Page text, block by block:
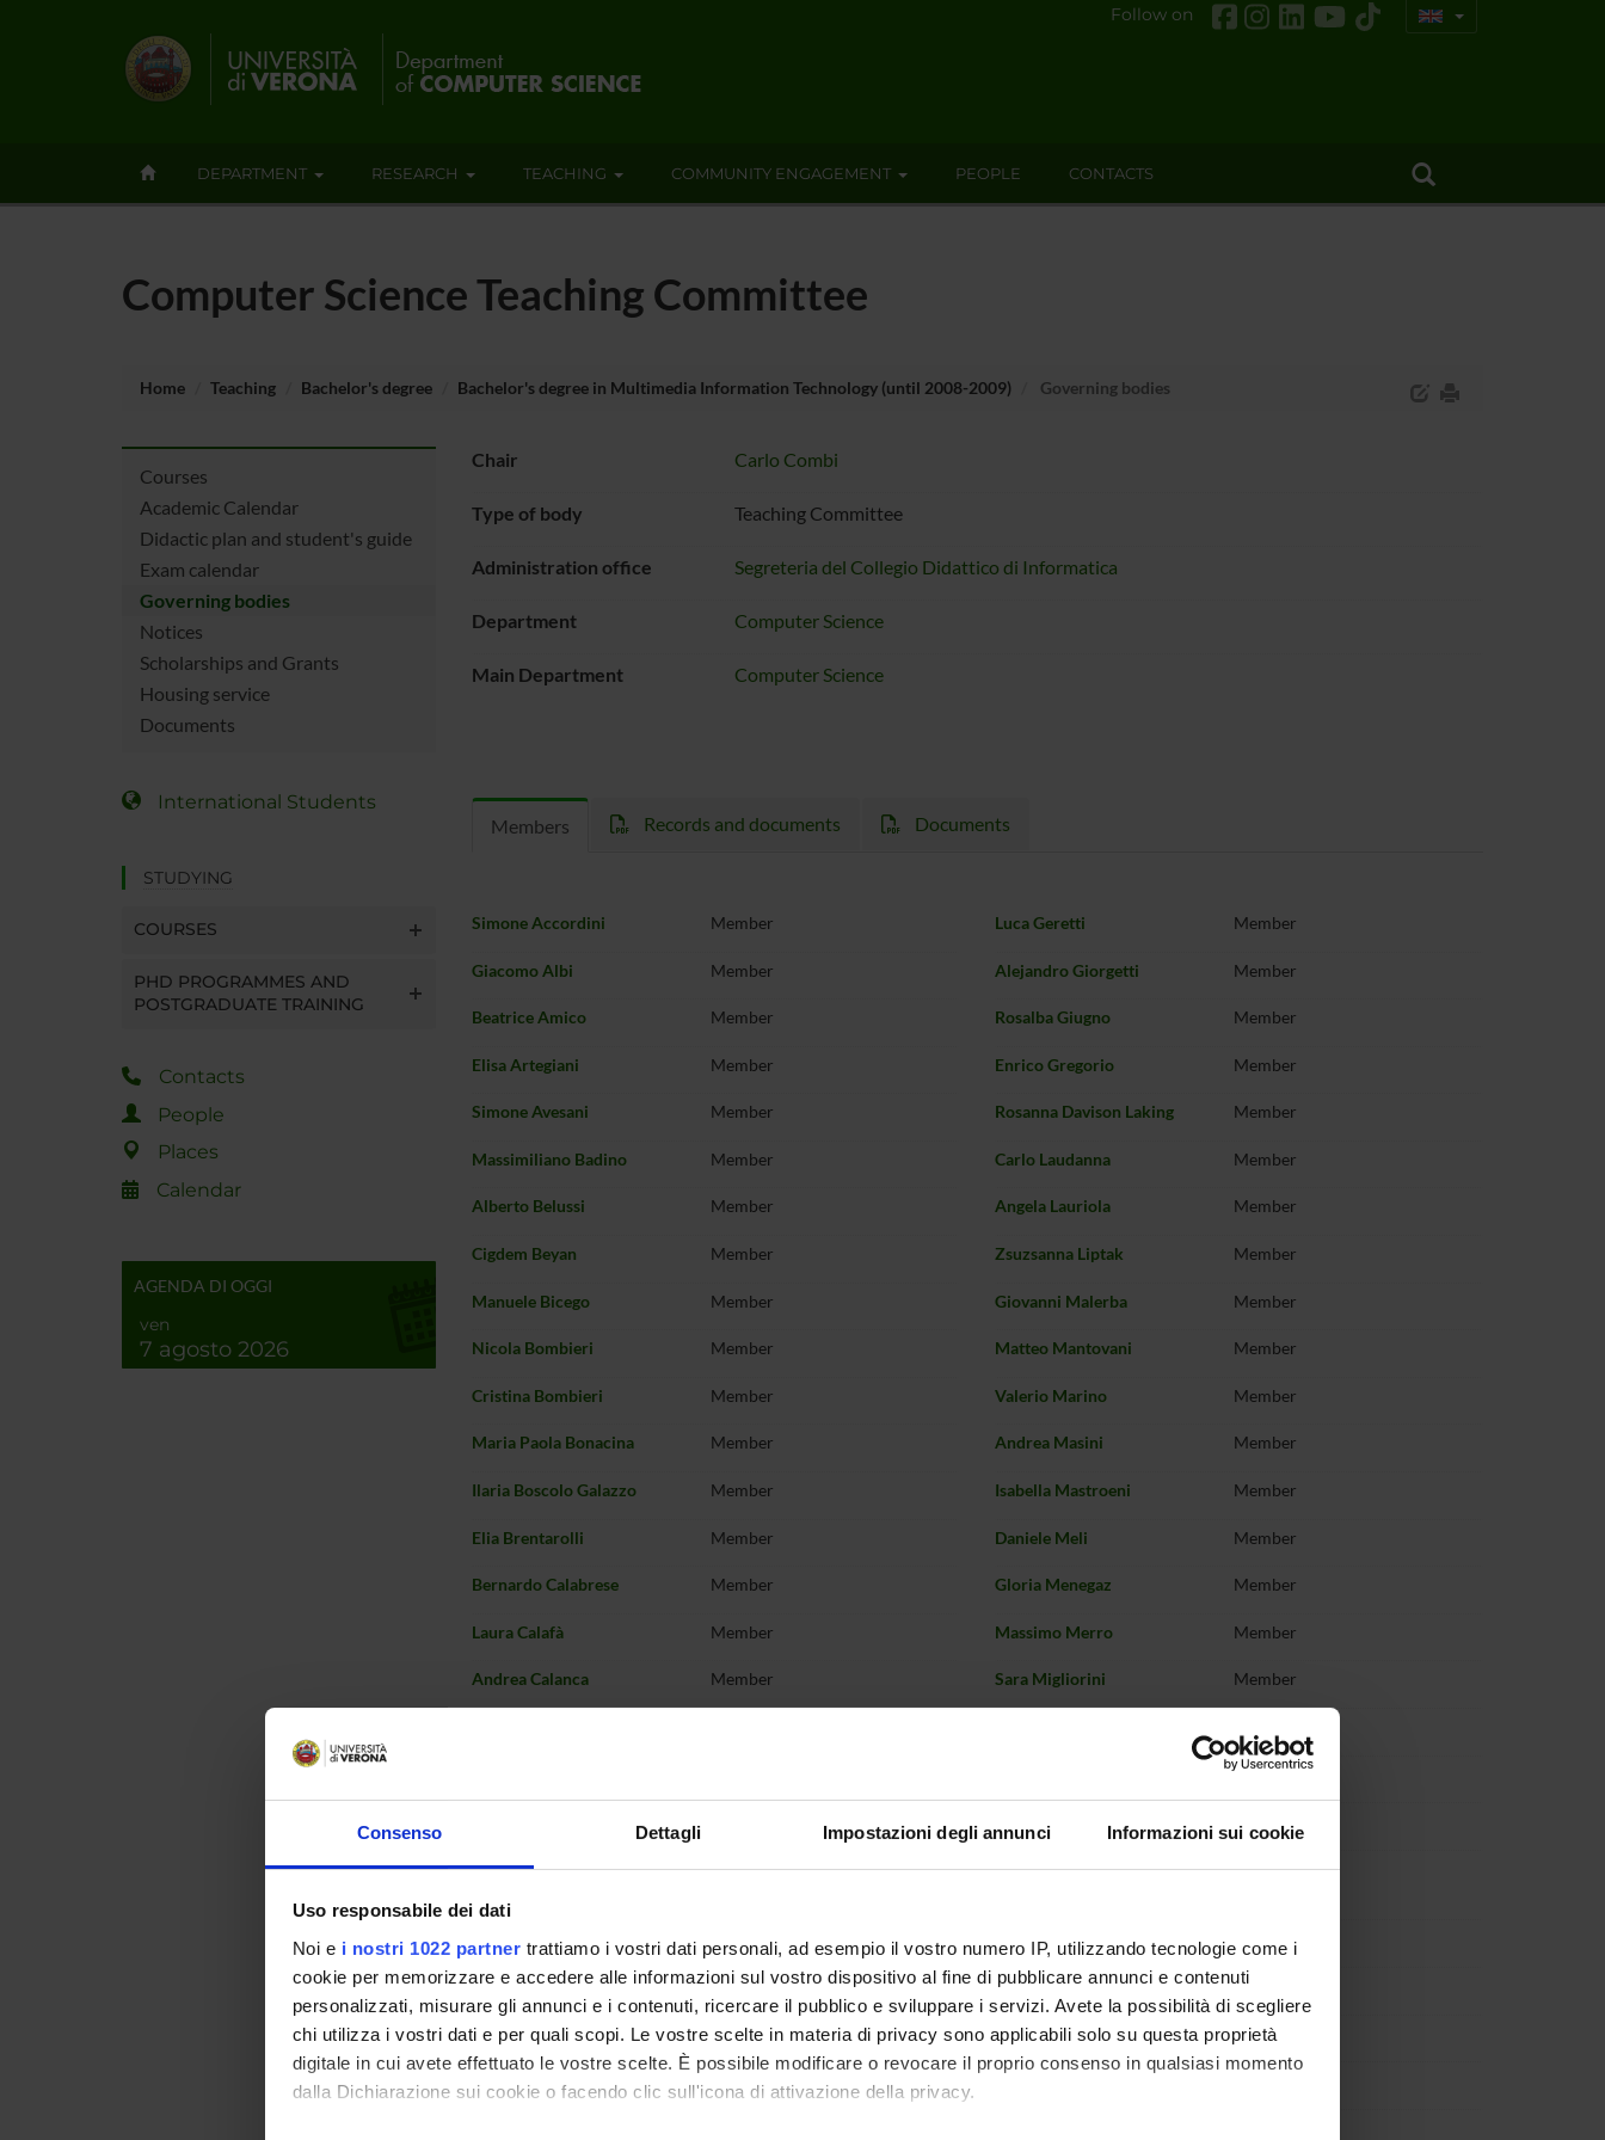
Consenso Dettagli Impostazioni degli annunci Informazioni sui cookie
Uso responsabile dei dati
Noi e i nostri 1022 partner trattiamo i vostri dati personali, ad esempio il vostro numero IP, utilizzando tecnologie come i
cookie per memorizzare e accedere alle informazioni sul vostro dispositivo al fine di pubblicare annunci e contenuti
personalizzati, misurare gli annunci e i contenuti, ricercare il pubblico e sviluppare i servizi. Avete la possibilità di scegliere
chi utilizza i vostri dati e per quali scopi. Le vostre scelte in materia di privacy sono applicabili solo su questa proprietà
digitale in cui avete effettuato le vostre scelte. È possibile modificare o revocare il proprio consenso in qualsiasi momento
dalla Dichiarazione sui cookie o facendo clic sull'icona di attivazione della privacy.
Follow on
DEPARTMENT RESEARCH TEACHING COMMUNITY ENGAGEMENT PEOPLE CONTACTS
Computer Science Teaching Committee
Home Teaching Bachelor's degree Bachelor's degree in Multimedia Information Technology (until 2008-2009) Governing bodies
Courses
Academic Calendar
Didactic plan and student's guide
Exam calendar
Governing bodies
Notices
Scholarships and Grants
Housing service
Documents
International Students
STUDYING
COURSES
PHD PROGRAMMES AND
POSTGRADUATE TRAINING
Contacts
People
Places
Calendar
AGENDA DI OGGI
ven
7 agosto 2026
Chair Carlo Combi
Type of body Teaching Committee
Administration office Segreteria del Collegio Didattico di Informatica
Department Computer Science
Main Department Computer Science
Members Records and documents Documents
Simone Accordini Member
Giacomo Albi Member
Beatrice Amico Member
Elisa Artegiani Member
Simone Avesani Member
Massimiliano Badino Member
Alberto Belussi Member
Cigdem Beyan Member
Manuele Bicego Member
Nicola Bombieri Member
Cristina Bombieri Member
Maria Paola Bonacina Member
Ilaria Boscolo Galazzo Member
Elia Brentarolli Member
Bernardo Calabrese Member
Laura Calafà Member
Andrea Calanca Member
Umberto Castellani Member
Alberto Castellini
Ferdinando Cicalese Member
Carlo Combi
Presidente del Collegio
Luca Geretti Member
Alejandro Giorgetti Member
Rosalba Giugno Member
Enrico Gregorio Member
Rosanna Davison Laking Member
Carlo Laudanna Member
Angela Lauriola Member
Zsuzsanna Liptak Member
Giovanni Malerba Member
Matteo Mantovani Member
Valerio Marino Member
Andrea Masini Member
Isabella Mastroeni Member
Daniele Meli Member
Gloria Menegaz Member
Massimo Merro Member
Sara Migliorini Member
Member
Federica Maria
Member
Michele Pasqua Member
Massimiliano Perduca Member
Marco Peruzzi Member